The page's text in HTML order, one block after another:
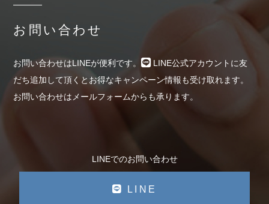
お問い合わせ
お問い合わせはLINEが便利です。
LINE公式アカウントに友
だち追加して頂くとお得なキャンペーン情報も受け取れます。
お問い合わせはメールフォームからも承ります。
LINEでのお問い合わせ
LINE